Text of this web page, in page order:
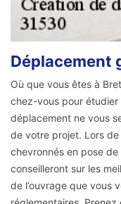
Déplacement
Où que vous êtes à
chez-vous pour
déplacement ne vous
de votre projet. Lors
chevronnés en pose
conseilleront sur les
de l’ouvrage que vous